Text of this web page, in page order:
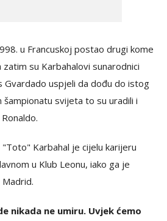
u Francuskoj postao drugi kome
su Karbahalovi sunarodnici
Gvardado uspjeli da dođu do istog
šampionatu svijeta to su uradili i
Karbahal je cijelu karijeru
u Klub Leonu, iako ga je
nikada ne umiru. Uvjek ćemo